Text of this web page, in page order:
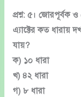
প্রশ্ন: ৫। জোরপূর্বক
এ্যাক্টের কত ধারায়
যায়?
ক) ১০ ধারা
খ) ৪২ ধারা
গ) ৮ ধারা